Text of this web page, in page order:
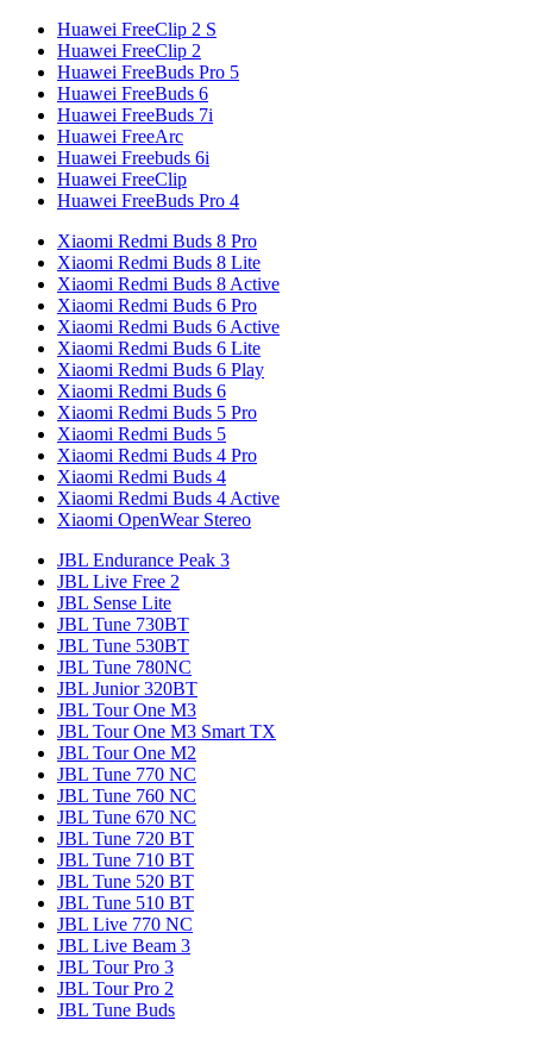
Huawei FreeClip 2 S
Huawei FreeClip 2
Huawei FreeBuds Pro 5
Huawei FreeBuds 6
Huawei FreeBuds 7i
Huawei FreeArc
Huawei Freebuds 6i
Huawei FreeClip
Huawei FreeBuds Pro 4
Xiaomi Redmi Buds 8 Pro
Xiaomi Redmi Buds 8 Lite
Xiaomi Redmi Buds 8 Active
Xiaomi Redmi Buds 6 Pro
Xiaomi Redmi Buds 6 Active
Xiaomi Redmi Buds 6 Lite
Xiaomi Redmi Buds 6 Play
Xiaomi Redmi Buds 6
Xiaomi Redmi Buds 5 Pro
Xiaomi Redmi Buds 5
Xiaomi Redmi Buds 4 Pro
Xiaomi Redmi Buds 4
Xiaomi Redmi Buds 4 Active
Xiaomi OpenWear Stereo
JBL Endurance Peak 3
JBL Live Free 2
JBL Sense Lite
JBL Tune 730BT
JBL Tune 530BT
JBL Tune 780NC
JBL Junior 320BT
JBL Tour One M3
JBL Tour One M3 Smart TX
JBL Tour One M2
JBL Tune 770 NC
JBL Tune 760 NC
JBL Tune 670 NC
JBL Tune 720 BT
JBL Tune 710 BT
JBL Tune 520 BT
JBL Tune 510 BT
JBL Live 770 NC
JBL Live Beam 3
JBL Tour Pro 3
JBL Tour Pro 2
JBL Tune Buds